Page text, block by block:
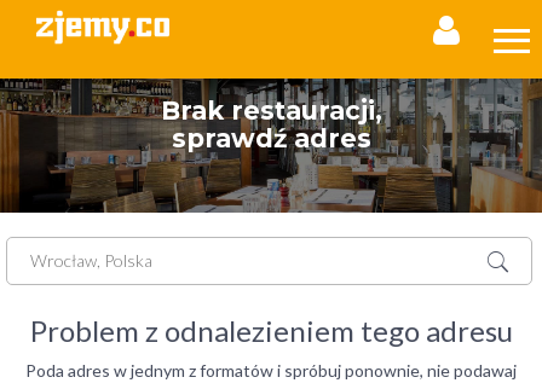
Brak restauracji,
sprawdź adres
Problem z odnalezieniem tego adresu
Poda adres w jednym z formatów i spróbuj ponownie, nie podawaj